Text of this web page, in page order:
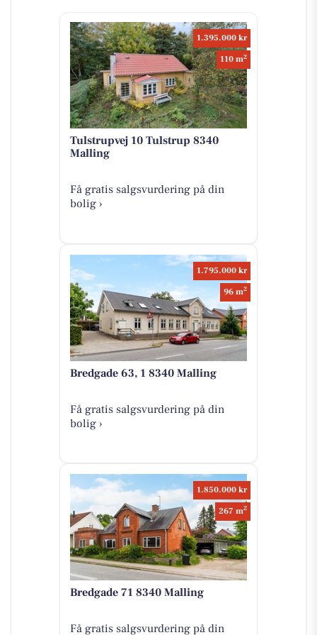
1.395.000 kr
110 m2
Tulstrupvej 10 Tulstrup 8340
Malling
Få gratis salgsvurdering på din
bolig ›
1.795.000 kr
96 m2
Bredgade 63, 1 8340 Malling
Få gratis salgsvurdering på din
bolig ›
1.850.000 kr
267 m2
Bredgade 71 8340 Malling
Få gratis salgsvurdering på din